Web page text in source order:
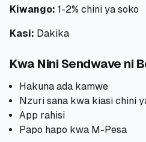
Kiwango: 1-2% chini ya soko
Kasi: Dakika
Kwa Nini Sendwave ni
Hakuna ada kamwe
Nzuri sana kwa kiasi chini
App rahisi
Papo hapo kwa M-Pesa